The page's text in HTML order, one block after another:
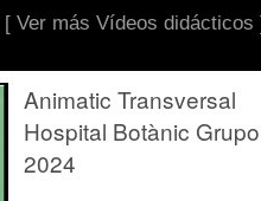
[ Ver más Vídeos didácticos
Animatic Transversal
Hospital Botànic
2024